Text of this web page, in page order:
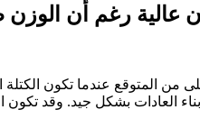
عالية رغم أن
من المتوقع عندما تكون
العادات بشكل جيد. وقد